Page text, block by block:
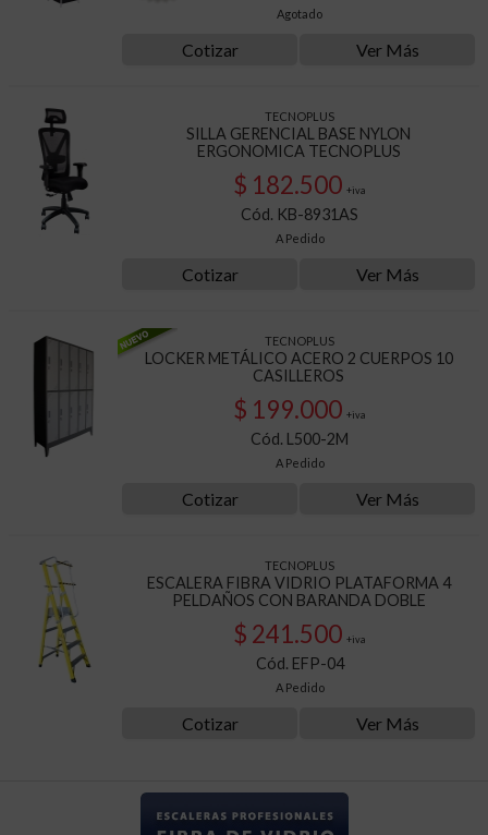
Agotado
Cotizar Ver Más
TECNOPLUS
SILLA GERENCIAL BASE NYLON
ERGONOMICA TECNOPLUS
$ 182.500 +iva
Cód. KB-8931AS
A Pedido
Cotizar Ver Más
TECNOPLUS
LOCKER METÁLICO ACERO 2 CUERPOS 10
CASILLEROS
$ 199.000 +iva
Cód. L500-2M
A Pedido
Cotizar Ver Más
TECNOPLUS
ESCALERA FIBRA VIDRIO PLATAFORMA 4
PELDAÑOS CON BARANDA DOBLE
$ 241.500 +iva
Cód. EFP-04
A Pedido
Cotizar Ver Más